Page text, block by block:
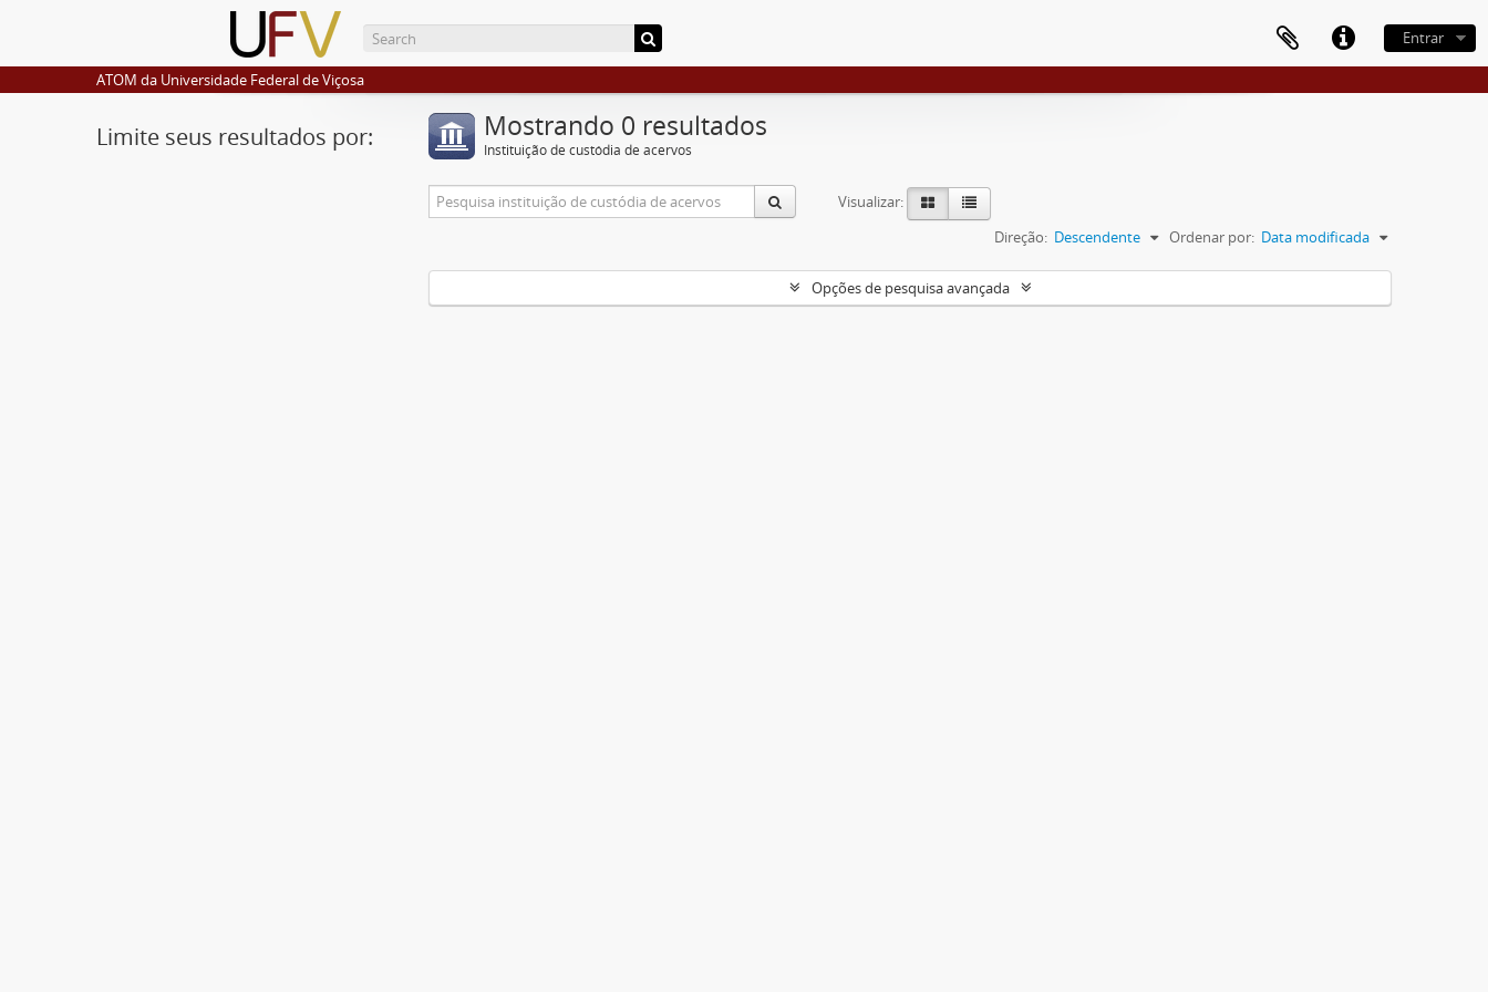
Entrar
ATOM da Universidade Federal de Viçosa
Limite seus resultados por: Mostrando 0 resultados
Instituição de custódia de acervos
Visualizar:
Ordenar por: Data modificada
Direção: Descendente
Opções de pesquisa avançada